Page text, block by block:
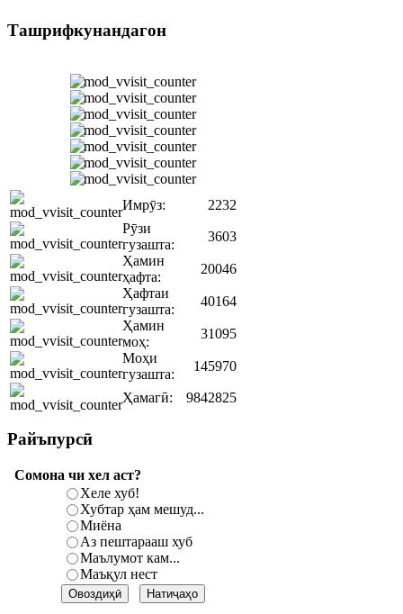
Ташрифкунандагон
Имрӯз:
2232
Рӯзи
гузашта:
3603
Ҳамин
ҳафта:
20046
Ҳафтаи
гузашта:
40164
Ҳамин
моҳ:
31095
Моҳи
гузашта:
145970
Ҳамагӣ: 9842825
Райъпурсӣ
Сомона чи хел аст?
Хеле хуб!
Хубтар ҳам мешуд...
Миёна
Аз пештарааш хуб
Маълумот кам...
Маъқул нест